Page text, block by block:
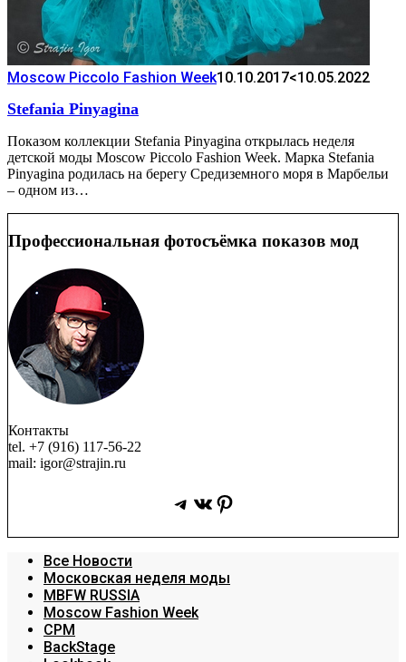
Moscow Piccolo Fashion Week10.10.2017<10.05.2022
Stefania Pinyagina
Показом коллекции Stefania Pinyagina открылась неделя
детской моды Moscow Piccolo Fashion Week. Марка Stefania
Pinyagina родилась на берегу Средиземного моря в Марбельи
– одном из…
Профессиональная фотосъёмка показов мод
Контакты
tel. +7 (916) 117-56-22
mail: igor@strajin.ru
Telegram
ВКонтакте
Pinterest
Все Новости
Московская неделя моды
MBFW RUSSIA
Moscow Fashion Week
CPM
BackStage